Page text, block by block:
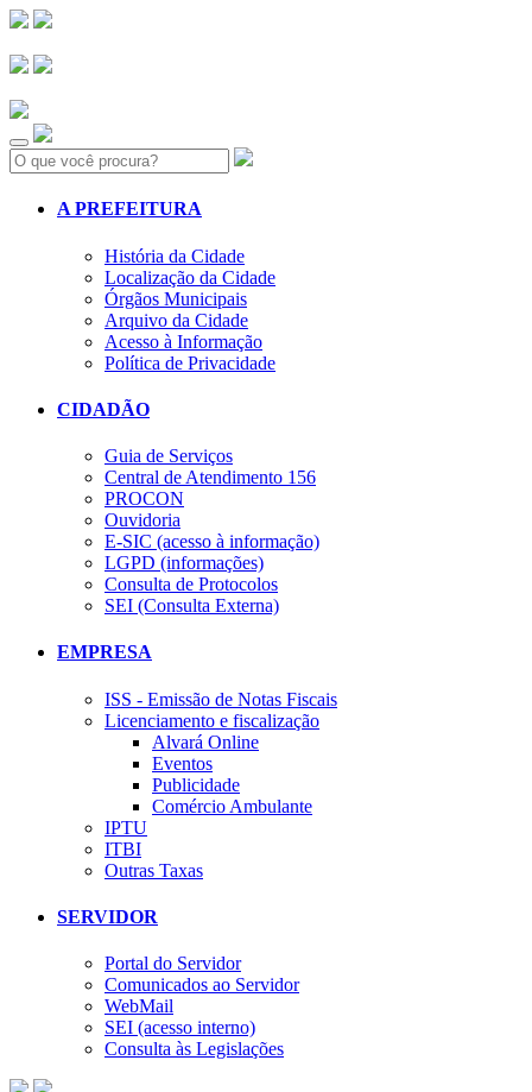
Search:
A PREFEITURA
História da Cidade
Localização da Cidade
Órgãos Municipais
Arquivo da Cidade
Acesso à Informação
Política de Privacidade
CIDADÃO
Guia de Serviços
Central de Atendimento 156
PROCON
Ouvidoria
E-SIC (acesso à informação)
LGPD (informações)
Consulta de Protocolos
SEI (Consulta Externa)
EMPRESA
ISS - Emissão de Notas Fiscais
Licenciamento e fiscalização
Alvará Online
Eventos
Publicidade
Comércio Ambulante
IPTU
ITBI
Outras Taxas
SERVIDOR
Portal do Servidor
Comunicados ao Servidor
WebMail
SEI (acesso interno)
Consulta às Legislações